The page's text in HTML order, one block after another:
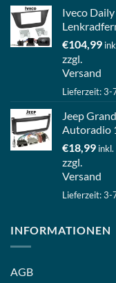
Iveco
€104,99
zzgl.
Versand
Lieferzeit: 3-
Jeep
Autoradio
€18,99
zzgl.
Versand
Lieferzeit: 3-
INFORMATIONEN
AGB